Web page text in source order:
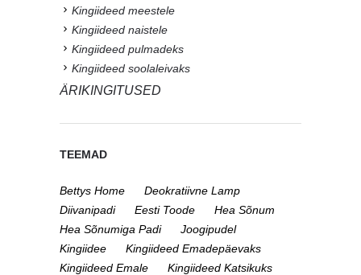
Kingiideed meestele
Kingiideed naistele
Kingiideed pulmadeks
Kingiideed soolaleivaks
ÄRIKINGITUSED
TEEMAD
Bettys Home
Deokratiivne Lamp
Diivanipadi
Eesti Toode
Hea Sõnum
Hea Sõnumiga Padi
Joogipudel
Kingiidee
Kingiideed Emadepäevaks
Kingiideed Emale
Kingiideed Katsikuks